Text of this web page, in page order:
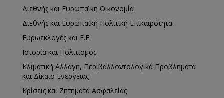
Διεθνής και Ευρωπαϊκή Οικονομία
Διεθνής και Ευρωπαϊκή Πολιτική Επικαιρότητα
Ευρωεκλογές και Ε.Ε.
Ιστορία και Πολιτισμός
Κλιματική Αλλαγή, Περιβαλλοντολογικά Προβλήματα
και Δίκαιο Ενέργειας
Κρίσεις και Ζητήματα Ασφαλείας